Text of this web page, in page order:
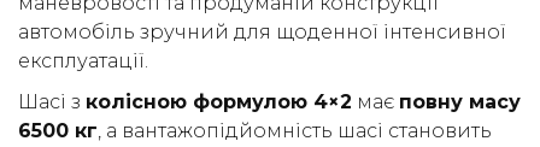
автомобіль зручний для щоденної інтенсивної
експлуатації.
Шасі з колісною формулою 4×2 має повну масу
6500 кг, а вантажопідйомність шасі становить